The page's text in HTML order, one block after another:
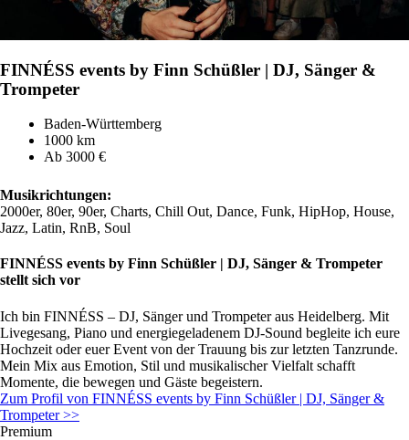
FINNÉSS events by Finn Schüßler | DJ, Sänger &
Trompeter
Baden-Württemberg
1000 km
Ab 3000 €
Musikrichtungen:
2000er, 80er, 90er, Charts, Chill Out, Dance, Funk, HipHop, House,
Jazz, Latin, RnB, Soul
FINNÉSS events by Finn Schüßler | DJ, Sänger & Trompeter
stellt sich vor
Ich bin FINNÉSS – DJ, Sänger und Trompeter aus Heidelberg. Mit
Livegesang, Piano und energiegeladenem DJ-Sound begleite ich eure
Hochzeit oder euer Event von der Trauung bis zur letzten Tanzrunde.
Mein Mix aus Emotion, Stil und musikalischer Vielfalt schafft
Momente, die bewegen und Gäste begeistern.
Zum Profil von FINNÉSS events by Finn Schüßler | DJ, Sänger &
Trompeter >>
Premium